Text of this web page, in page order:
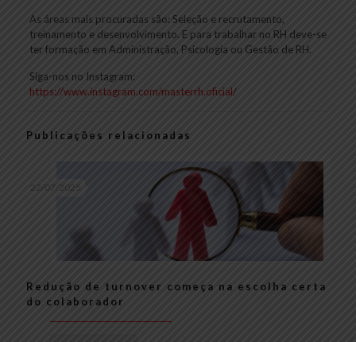
As áreas mais procuradas são: Seleção e recrutamento,
treinamento e desenvolvimento. E para trabalhar no RH deve-se
ter formação em Administração, Psicologia ou Gestão de RH.
Siga-nos no Instagram:
https://www.instagram.com/masterrh.oficial/
Publicações relacionadas
22/07/2025
Redução de turnover começa na escolha certa
do colaborador